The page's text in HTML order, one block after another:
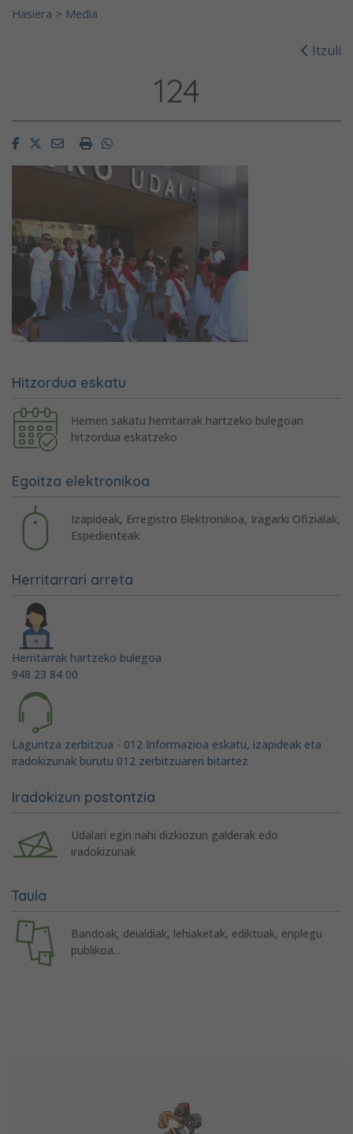
Hasiera > Media
Itzuli
124
FacebookTwitterEmailImprimirWhatsapp
Hitzordua eskatu
Hemen sakatu herritarrak hartzeko bulegoan
hitzordua eskatzeko
Egoitza elektronikoa
Izapideak, Erregistro Elektronikoa, Iragarki Ofizialak,
Espedienteak
Herritarrari arreta
Herritarrak hartzeko bulegoa
948 23 84 00
Laguntza zerbitzua - 012 Informazioa eskatu, izapideak eta
iradokizunak burutu 012 zerbitzuaren bitartez
Iradokizun postontzia
Udalari egin nahi dizkiozun galderak edo
iradokizunak
Taula
Bandoak, deialdiak, lehiaketak, ediktuak, enplegu
publikoa...